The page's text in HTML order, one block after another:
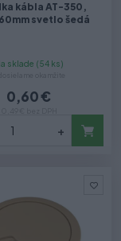
kábla AT-350,
svetlo šedá
sklade (54 ks)
0,60 €
+